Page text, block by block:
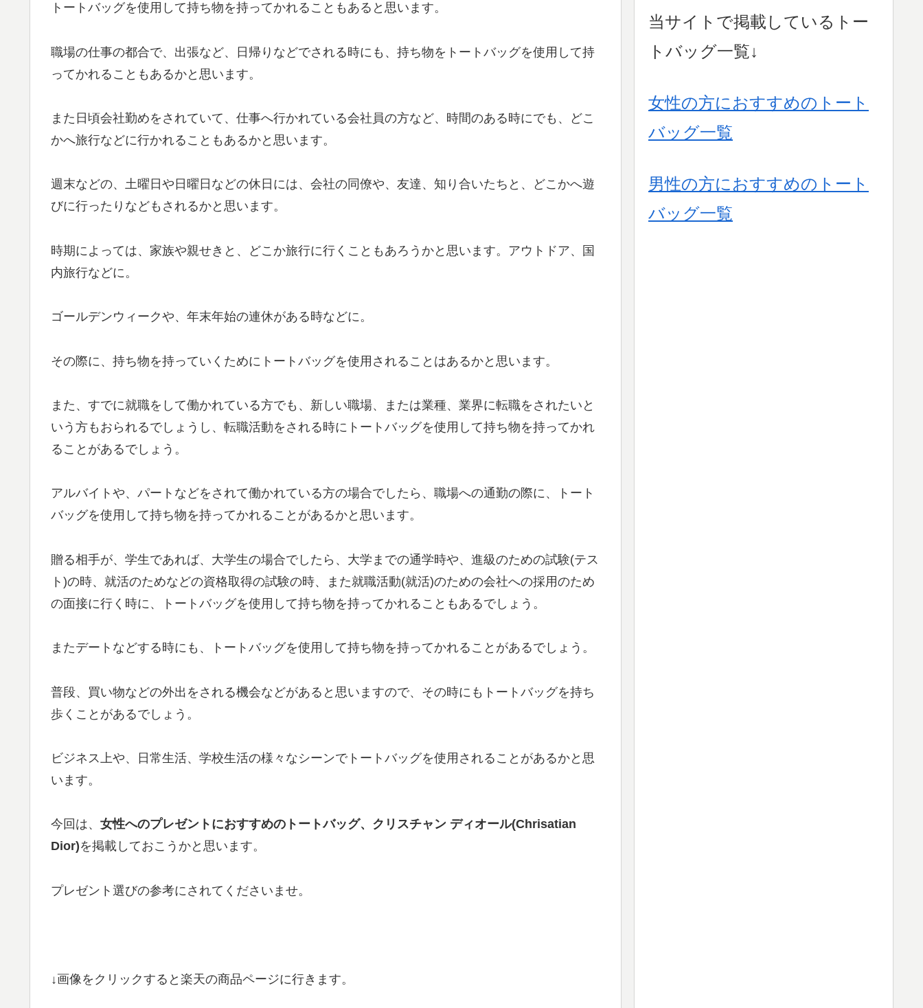
トートバッグを使用して持ち物を持ってかれることもあると思います。
職場の仕事の都合で、出張など、日帰りなどでされる時にも、持ち物をトートバッグを使用して持
ってかれることもあるかと思います。
また日頃会社勤めをされていて、仕事へ行かれている会社員の方など、時間のある時にでも、どこ
かへ旅行などに行かれることもあるかと思います。
週末などの、土曜日や日曜日などの休日には、会社の同僚や、友達、知り合いたちと、どこかへ遊
びに行ったりなどもされるかと思います。
時期によっては、家族や親せきと、どこか旅行に行くこともあろうかと思います。アウトドア、国
内旅行などに。
ゴールデンウィークや、年末年始の連休がある時などに。
その際に、持ち物を持っていくためにトートバッグを使用されることはあるかと思います。
また、すでに就職をして働かれている方でも、新しい職場、または業種、業界に転職をされたいと
いう方もおられるでしょうし、転職活動をされる時にトートバッグを使用して持ち物を持ってかれ
ることがあるでしょう。
アルバイトや、パートなどをされて働かれている方の場合でしたら、職場への通勤の際に、トート
バッグを使用して持ち物を持ってかれることがあるかと思います。
贈る相手が、学生であれば、大学生の場合でしたら、大学までの通学時や、進級のための試験(テス
ト)の時、就活のためなどの資格取得の試験の時、また就職活動(就活)のための会社への採用のため
の面接に行く時に、トートバッグを使用して持ち物を持ってかれることもあるでしょう。
またデートなどする時にも、トートバッグを使用して持ち物を持ってかれることがあるでしょう。
普段、買い物などの外出をされる機会などがあると思いますので、その時にもトートバッグを持ち
歩くことがあるでしょう。
ビジネス上や、日常生活、学校生活の様々なシーンでトートバッグを使用されることがあるかと思
います。
今回は、 女性へのプレゼントにおすすめのトートバッグ、クリスチャン ディオール(Chrisatian
Dior)を掲載しておこうかと思います。
プレゼント選びの参考にされてくださいませ。
↓画像をクリックすると楽天の商品ページに行きます。
当サイトで掲載しているトー
トバッグ一覧↓
女性の方におすすめのトート
バッグ一覧
男性の方におすすめのトート
バッグ一覧